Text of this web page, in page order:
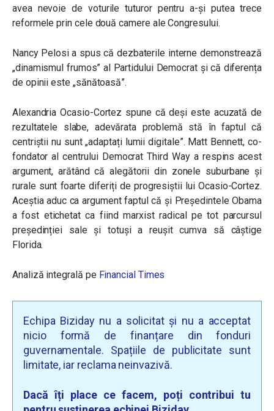
avea nevoie de voturile tuturor pentru a-și putea trece
reformele prin cele două camere ale Congresului.
Nancy Pelosi a spus că dezbaterile interne demonstrează
„dinamismul frumos” al Partidului Democrat și că diferența
de opinii este „sănătoasă”.
Alexandria Ocasio-Cortez spune că deși este acuzată de
rezultatele slabe, adevărata problemă stă în faptul că
centriștii nu sunt „adaptați lumii digitale”. Matt Bennett, co-
fondator al centrului Democrat Third Way a respins acest
argument, arătând că alegătorii din zonele suburbane și
rurale sunt foarte diferiți de progresiștii lui Ocasio-Cortez.
Aceștia aduc ca argument faptul că și Președintele Obama
a fost etichetat ca fiind marxist radical pe tot parcursul
președinției sale și totuși a reușit cumva să câștige
Florida.
Analiză integrală pe Financial Times
Echipa Biziday nu a solicitat și nu a acceptat
nicio formă de finanțare din fonduri
guvernamentale. Spațiile de publicitate sunt
limitate, iar reclama neinvazivă.
Dacă îți place ce facem, poți contribui tu